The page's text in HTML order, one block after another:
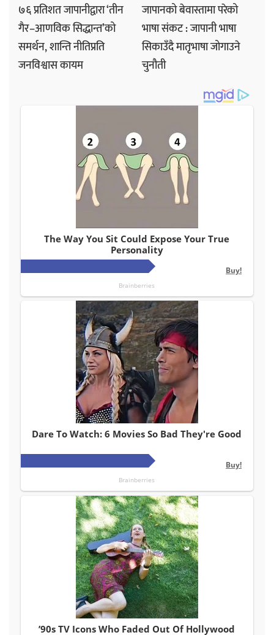
७६ प्रतिशत जापानीद्वारा ‘तीन
गैर–आणविक सिद्धान्त’को
समर्थन, शान्ति नीतिप्रति
जनविश्वास कायम
जापानको बेवास्तामा परेको
भाषा संकट : जापानी भाषा
सिकाउँदै मातृभाषा जोगाउने
चुनौती